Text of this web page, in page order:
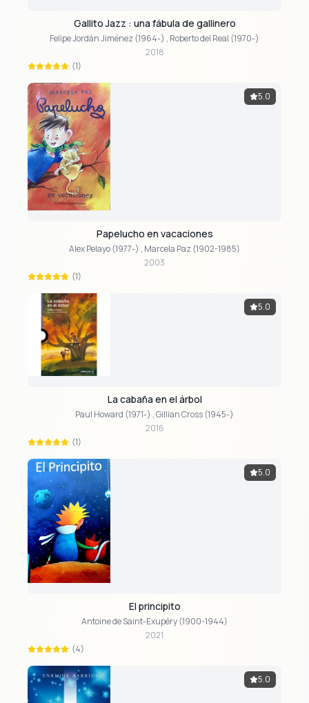
Gallito Jazz : una fábula de gallinero
Felipe Jordán Jiménez (1964-) , Roberto del Real (1970-)
2018
(1)
5.0
Papelucho en vacaciones
Alex Pelayo (1977-) , Marcela Paz (1902-1985)
2003
(1)
5.0
La cabaña en el árbol
Paul Howard (1971-) ,Gillian Cross (1945-)
2016
(1)
5.0
El principito
Antoine de Saint-Exupéry (1900-1944)
2021
(4)
5.0